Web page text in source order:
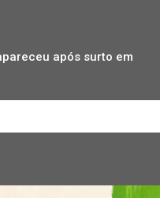
após surto em